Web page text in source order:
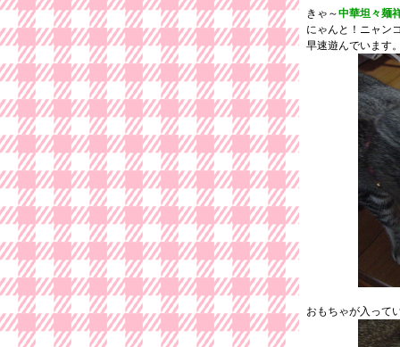
きゃ～中華坦々麺
にゃんと！ニャン
早速遊んでいます
おもちゃが入って